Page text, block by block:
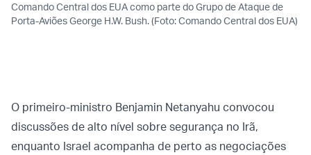
Comando Central dos EUA como parte do Grupo de Ataque de
Porta-Aviões George H.W. Bush. (Foto: Comando Central dos EUA)
O primeiro-ministro Benjamin Netanyahu convocou
discussões de alto nível sobre segurança no Irã,
enquanto Israel acompanha de perto as negociações